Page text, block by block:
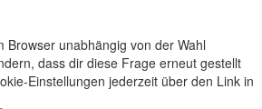
Browser unabhängig von der Wahl
dass dir diese Frage erneut gestellt
Einstellungen jederzeit über den Link in